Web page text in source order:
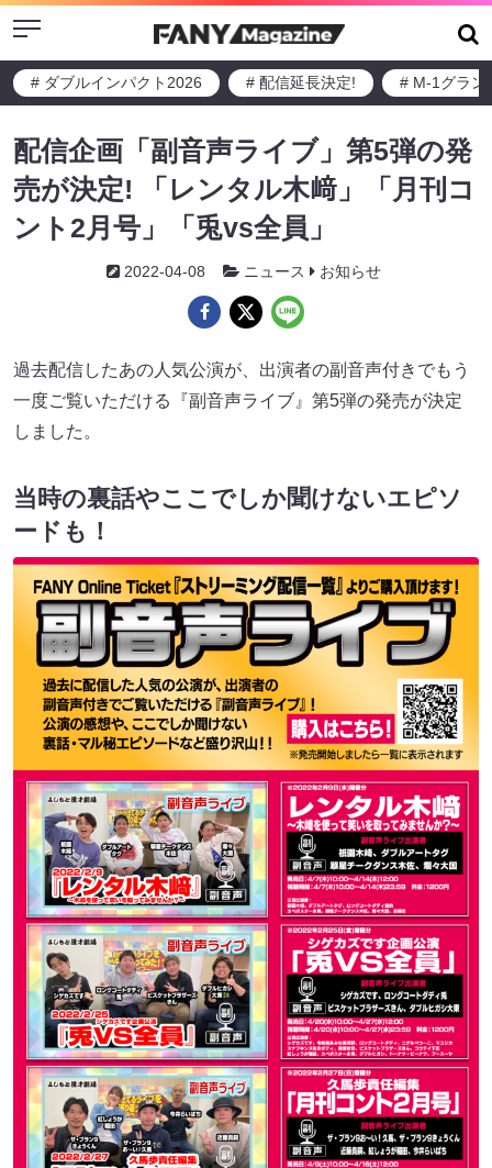
Menu
# ダブルインパクト2026 # 配信延長決定! # M-1グラン
配信企画「副音声ライブ」第5弾の発
売が決定! 「レンタル木﨑」「月刊コ
ント2月号」「兎vs全員」
2022-04-08 ニュース お知らせ
過去配信したあの人気公演が、出演者の副音声付きでもう
一度ご覧いただける『副音声ライブ』第5弾の発売が決定
しました。
当時の裏話やここでしか聞けないエピソ
ードも！